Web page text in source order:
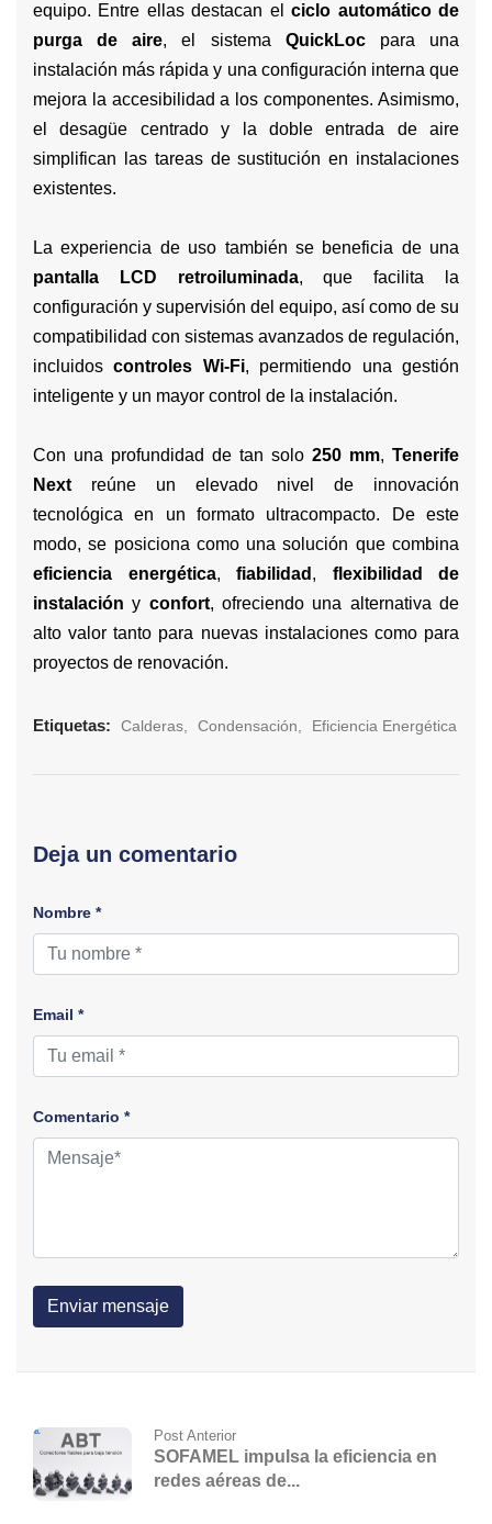
equipo. Entre ellas destacan elciclo automático de
purga de aire, el sistema QuickLocpara una
instalación más rápida y una configuración interna que
mejora la accesibilidad a los componentes. Asimismo,
el desagüe centrado y la doble entrada de aire
simplifican las tareas de sustitución en instalaciones
existentes.
La experiencia de uso también se beneficia de una
pantalla LCD retroiluminada, que facilita la
configuración y supervisión del equipo, así como de su
compatibilidad con sistemas avanzados de regulación,
incluidoscontroles Wi-Fi, permitiendo una gestión
inteligente y un mayor control de la instalación.
Con una profundidad de tan solo 250 mm, Tenerife
Next reúne un elevado nivel de innovación
tecnológica en un formato ultracompacto. De este
modo, se posiciona como una solución que combina
eficiencia energética, fiabilidad , flexibilidad de
instalación y confort, ofreciendo una alternativa de
alto valor tanto para nuevas instalaciones como para
proyectos de renovación.
Etiquetas: Calderas Condensación Eficiencia Energética
Deja un comentario
Nombre *
Email *
Comentario *
Post Anterior
SOFAMEL impulsa la eficiencia en
redes aéreas de...